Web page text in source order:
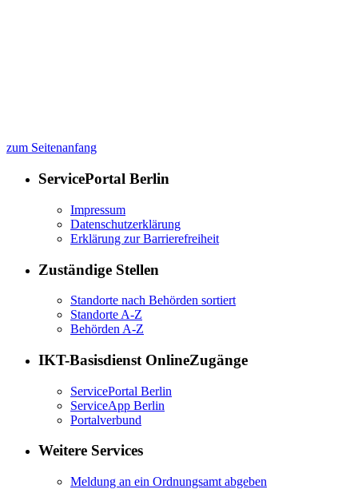
zum Seitenanfang
ServicePortal Berlin
Impressum
Datenschutzerklärung
Erklärung zur Barrierefreiheit
Zuständige Stellen
Standorte nach Behörden sortiert
Standorte A-Z
Behörden A-Z
IKT-Basisdienst OnlineZugänge
ServicePortal Berlin
ServiceApp Berlin
Portalverbund
Weitere Services
Meldung an ein Ordnungsamt abgeben